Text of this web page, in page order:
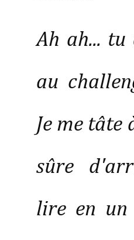
Ah ah... tu
au
Je me tâte
sûre
lire en un